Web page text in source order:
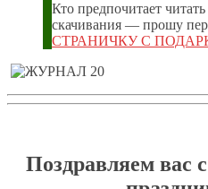
Кто предпочитает
скачивания — прошу
СТРАНИЧКУ С
Поздравляем вас